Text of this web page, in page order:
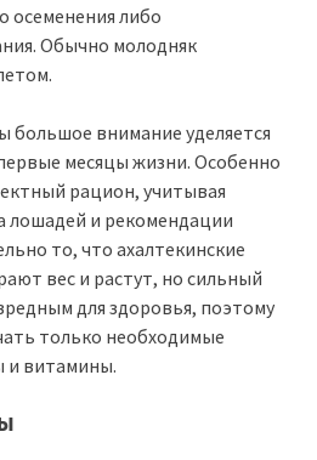
осеменения либо
Обычно молодняк
большое внимание уделяется
месяцы жизни. Особенно
рацион, учитывая
лошадей и рекомендации
то, что ахалтекинские
вес и растут, но сильный
для здоровья, поэтому
только необходимые
и витамины.